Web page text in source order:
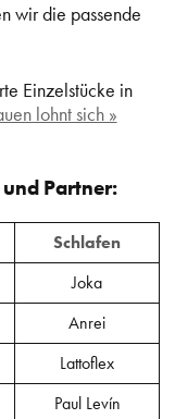
wir die passende
Einzelstücke in
lohnt sich »
Partner:
Schlafen
Joka
Anrei
Lattoflex
Paul Levín